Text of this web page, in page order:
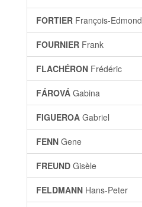
FORTIER François-Edmond
FOURNIER Frank
FLACHÉRON Frédéric
FÁROVÁ Gabina
FIGUEROA Gabriel
FENN Gene
FREUND Gisèle
FELDMANN Hans-Peter